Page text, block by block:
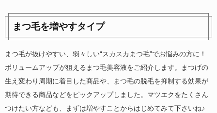
まつ毛を増やすタイプ
まつ毛が抜けやすい、弱々しい“スカスカまつ毛”でお悩みの方に！
ボリュームアップが狙えるまつ毛美容液をご紹介します。まつげの
生え変わり周期に着目した商品や、まつ毛の脱毛を抑制する効果が
期待できる商品などをピックアップしました。マツエクをたくさん
つけたい方なども、まずは増やすことからはじめてみて下さいね♪